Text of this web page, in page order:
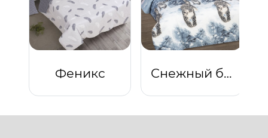
Феникс Снежный барс